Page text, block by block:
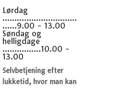
Lørdag
...............................
......9.00 - 13.00
Søndag og
helligdage
................10.00 -
13.00
Selvbetjening efter
lukketid, hvor man kan